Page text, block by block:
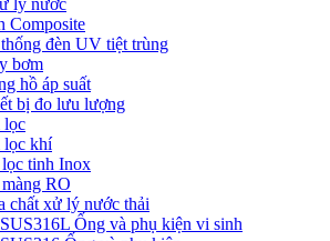
lý nước
Composite
đèn UV tiệt trùng
bơm
hồ áp suất
bị đo lưu lượng
lọc
khí
tinh Inox
RO
chất xử lý nước thải
Ống và phụ kiện vi sinh